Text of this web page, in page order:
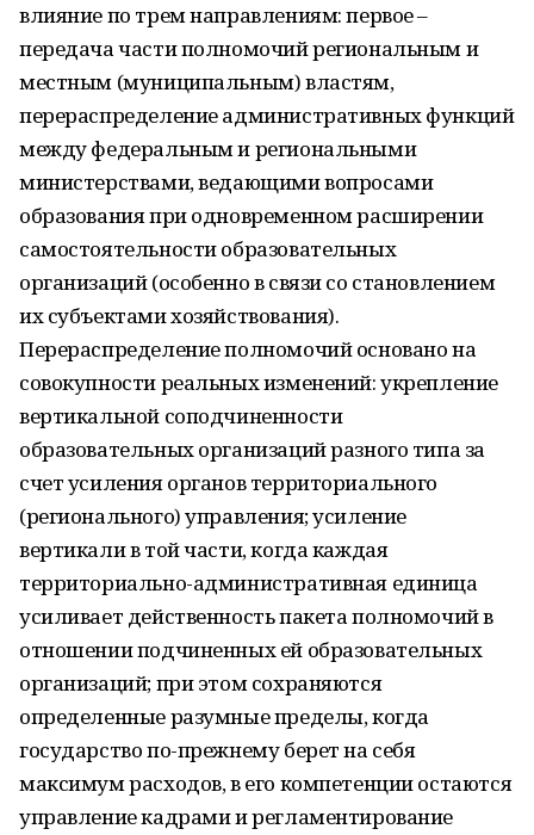
влияние по трем направлениям: первое –
передача части полномочий региональным и
местным (муниципальным) властям,
перераспределение административных функций
между федеральным и региональными
министерствами, ведающими вопросами
образования при одновременном расширении
самостоятельности образовательных
организаций (особенно в связи со становлением
их субъектами хозяйствования).
Перераспределение полномочий основано на
совокупности реальных изменений: укрепление
вертикальной соподчиненности
образовательных организаций разного типа за
счет усиления органов территориального
(регионального) управления; усиление
вертикали в той части, когда каждая
территориально-административная единица
усиливает действенность пакета полномочий в
отношении подчиненных ей образовательных
организаций; при этом сохраняются
определенные разумные пределы, когда
государство по-прежнему берет на себя
максимум расходов, в его компетенции остаются
управление кадрами и регламентирование